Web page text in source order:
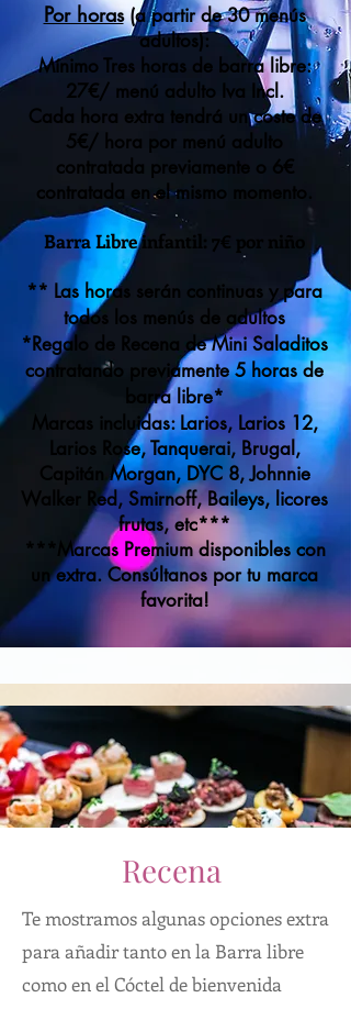
Por horas(a partir de 30 menús
adultos):
Mínimo Tres horas de barra libre:
27€/ menú adulto Iva Incl.
Cada hora extra tendrá un coste de
5€/ hora por menú adulto
contratada previamente o 6€
contratada en el mismo momento.
Barra Libre infantil: 7€ por niño
** Las horas serán continuas y para
todos los menús de adultos
*Regalo de Recena de Mini Saladitos
contratando previamente 5 horas de
barra libre*
Marcas incluidas: Larios, Larios 12,
Larios Rose, Tanquerai, Brugal,
Capitán Morgan, DYC 8, Johnnie
Walker Red, Smirnoff, Baileys, licores
frutas, etc***
***Marcas Premium disponibles con
un extra. Consúltanos por tu marca
favorita!
Recena
Te mostramos algunas opciones extra
para añadir tanto en la Barra libre
como en el Cóctel de bienvenida